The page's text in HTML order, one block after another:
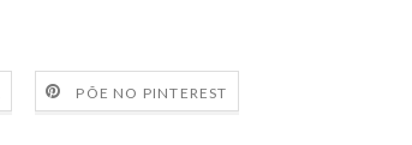
PÕE NO PINTEREST